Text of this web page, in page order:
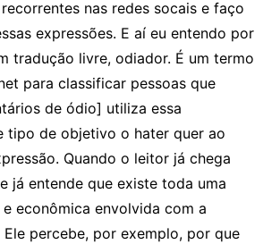
nas redes socais e faço
expressões. E aí eu entendo por
tradução livre, odiador. É um termo
para classificar pessoas que
de ódio] utiliza essa
tipo de objetivo o hater quer ao
Quando o leitor já chega
já entende que existe toda uma
econômica envolvida com a
percebe, por exemplo, por que